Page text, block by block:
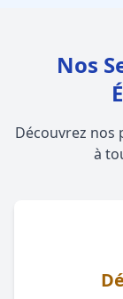
Nos
Découvrez nos
à